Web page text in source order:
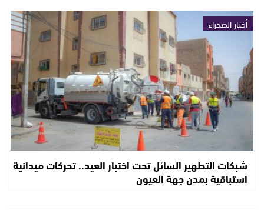
أخبار الصحراء
شبكات التطهير السائل تحت اختبار العيد.. تحركات ميدانية
استباقية بمدن جهة العيون